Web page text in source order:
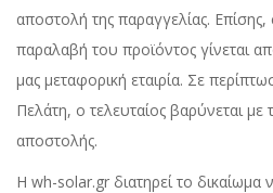
αποστολή της παραγγελίας.
παραλαβή του προϊόντος γίνεται
μας μεταφορική εταιρία. Σε
Πελάτη, ο τελευταίος βαρύνεται με
αποστολής.
Η wh-solar.gr διατηρεί το δικαίωμα